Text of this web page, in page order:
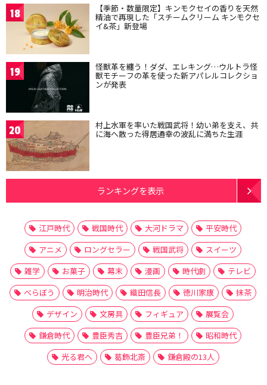
18 【季節・数量限定】キンモクセイの香りを天然
精油で再現した「スチームクリーム キンモクセ
イ&茶」新登場
19 怪獣革を纏う！ダダ、エレキング…ウルトラ怪
獣モチーフの革を使った新アパレルコレクショ
ンが発表
20 村上水軍を率いた戦国武将！幼い弟を支え、共
に海へ散った得居通幸の波乱に満ちた生涯
ランキングを表示
江戸時代 戦国時代 大河ドラマ
平安時代
アニメ
ロングセラー 戦国武将
スイーツ
雑学
お菓子 幕末 漫画 時代劇
テレビ
べらぼう
明治時代 織田信長 徳川家康
抹茶
デザイン
文房具 フィギュア
展覧会
鎌倉時代
豊臣秀吉 豊臣兄弟！
昭和時代
光る君へ
葛飾北斎 鎌倉殿の13人